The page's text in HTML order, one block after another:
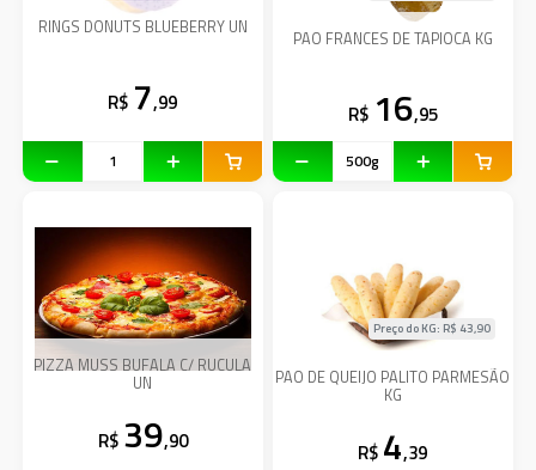
RINGS DONUTS BLUEBERRY UN
R$ 7,99
PAO FRANCES DE TAPIOCA KG
R$ 16,95
PIZZA MUSS BUFALA C/ RUCULA
UN
R$ 39,90
PAO DE QUEIJO PALITO PARMESÃO
KG
Preço do KG: R$ 43,90
R$ 4,39